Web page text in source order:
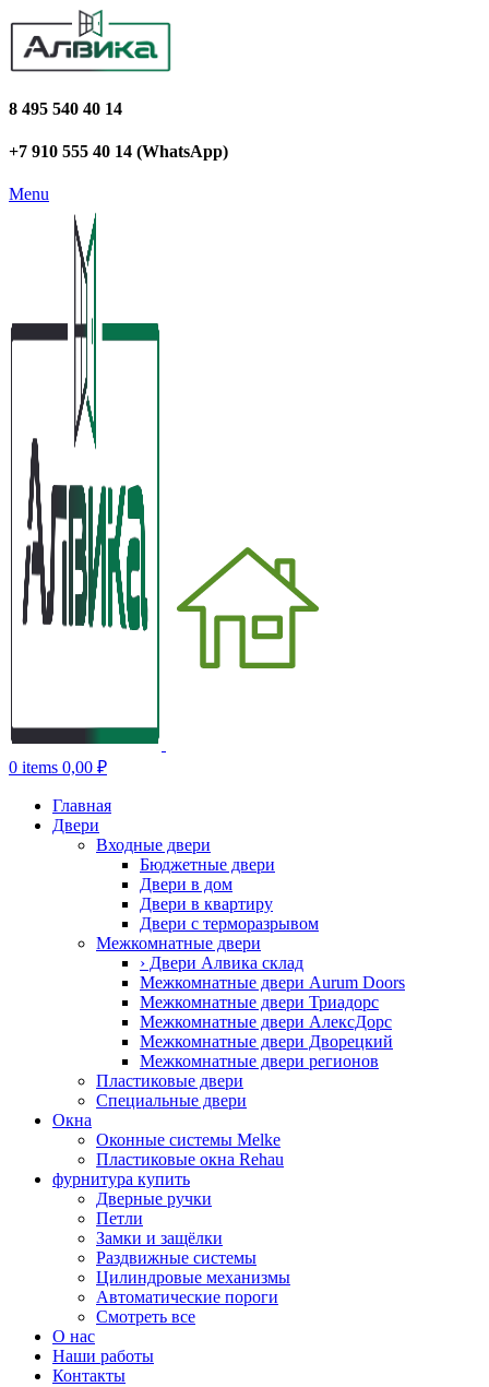
8 495 540 40 14
+7 910 555 40 14 (WhatsApp)
Menu
0 items 0,00 ₽
Главная
Двери
Входные двери
Бюджетные двери
Двери в дом
Двери в квартиру
Двери с терморазрывом
Межкомнатные двери
› Двери Алвика склад
Межкомнатные двери Aurum Doors
Межкомнатные двери Триадорс
Межкомнатные двери АлексДорс
Межкомнатные двери Дворецкий
Межкомнатные двери регионов
Пластиковые двери
Специальные двери
Окна
Оконные системы Melke
Пластиковые окна Rehau
фурнитура купить
Дверные ручки
Петли
Замки и защёлки
Раздвижные системы
Цилиндровые механизмы
Автоматические пороги
Смотреть все
О нас
Наши работы
Контакты